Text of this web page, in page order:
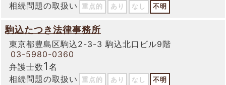
相続問題の取扱い
重点的 あり なし 不明
駒込たつき法律事務所
東京都豊島区駒込2-3-3 駒込北口ビル9階
03-5980-0360
弁護士数1 名
相続問題の取扱い
重点的 あり なし 不明